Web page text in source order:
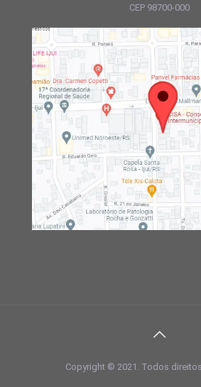
CEP 98700-000
Copyright © 2021. Todos